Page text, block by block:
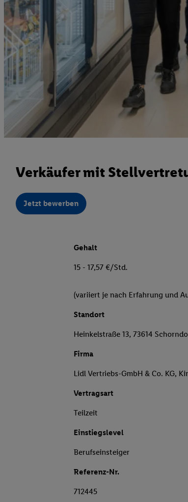
Verkäufer mit
Jetzt bewerben
Gehalt
15 - 17,57 €/Std.
(variiert je nach Erfahrung und
Standort
Heinkelstraße 13, 73614
Firma
Lidl Vertriebs-GmbH & Co. KG,
Vertragsart
Teilzeit
Einstiegslevel
Berufseinsteiger
Referenz-Nr.
712445